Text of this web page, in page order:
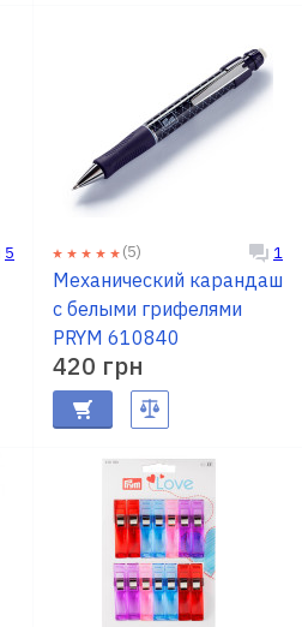
5 (5) 1
Механический карандаш
с белыми грифелями
PRYM 610840
420 грн